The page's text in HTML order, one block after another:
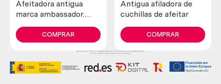
Afeitadora antigua
marca ambassador.
colecciónCOMPRAR
Antigua afiladora de
cuchillas de afeitar
COMPRAR